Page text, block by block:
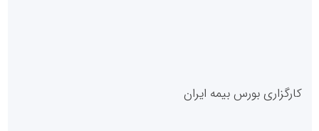
کارگزاری بورس بیمه ایران